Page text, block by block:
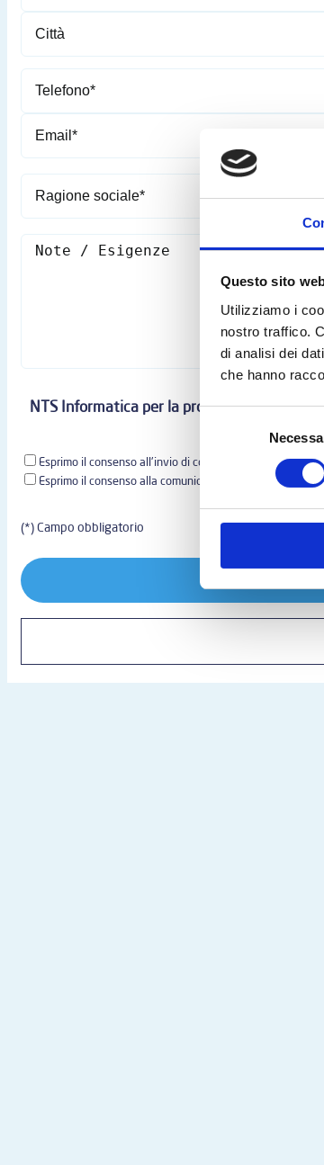
Questo sito
Utilizziamo i
nostro traffico.
di analisi dei
che hanno
Selezione
consenso
NTS Informatica per la protezione dei tuoi
Esprimo il consenso all'invio di comunicazioni
Esprimo il consenso alla comunicazione dei dati a
(*) Campo obbligatorio